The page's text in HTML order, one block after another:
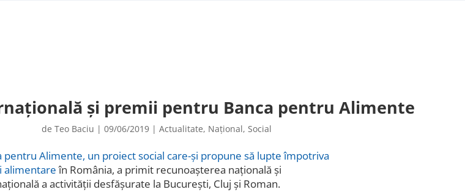
și premii pentru Banca pentru Alimente
de Teo Baciu | 09/06/2019 | Actualitate, Național, Social
pentru Alimente, un proiect social care-și propune să lupte împotriva
alimentareîn România, a primit recunoașterea națională și
a activității desfășurate la București, Cluj și Roman.